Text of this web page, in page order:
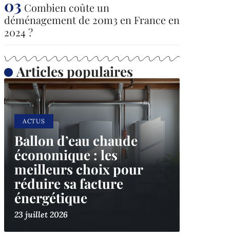
Combien coûte un
déménagement de 20m3 en France en
2024 ?
Articles populaires
ACTUS
Ballon d’eau chaude
économique : les
meilleurs choix pour
réduire sa facture
énergétique
23 juillet 2026